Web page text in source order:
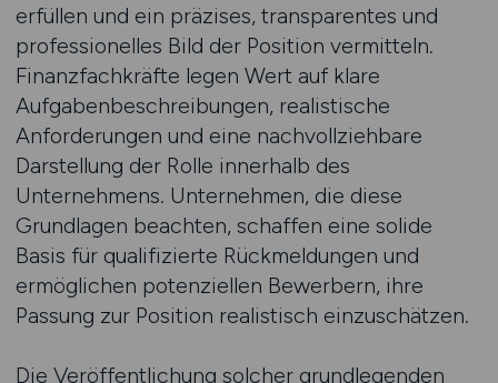
erfüllen und ein präzises, transparentes und
professionelles Bild der Position vermitteln.
Finanzfachkräfte legen Wert auf klare
Aufgabenbeschreibungen, realistische
Anforderungen und eine nachvollziehbare
Darstellung der Rolle innerhalb des
Unternehmens. Unternehmen, die diese
Grundlagen beachten, schaffen eine solide
Basis für qualifizierte Rückmeldungen und
ermöglichen potenziellen Bewerbern, ihre
Passung zur Position realistisch einzuschätzen.
Die Veröffentlichung solcher grundlegenden